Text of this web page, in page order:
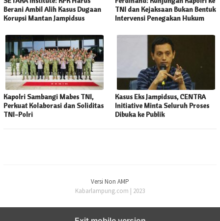
Berani Ambil Alih Kasus Dugaan
Korupsi Mantan Jampidsus
TNI dan Kejaksaan Bukan Bentuk
Intervensi Penegakan Hukum
Kapolri Sambangi Mabes TNI,
Perkuat Kolaborasi dan Soliditas
TNI-Polri
Kasus Eks Jampidsus, CENTRA
Initiative Minta Seluruh Proses
Dibuka ke Publik
Versi Non AMP
Kabarlampung.com | 2023